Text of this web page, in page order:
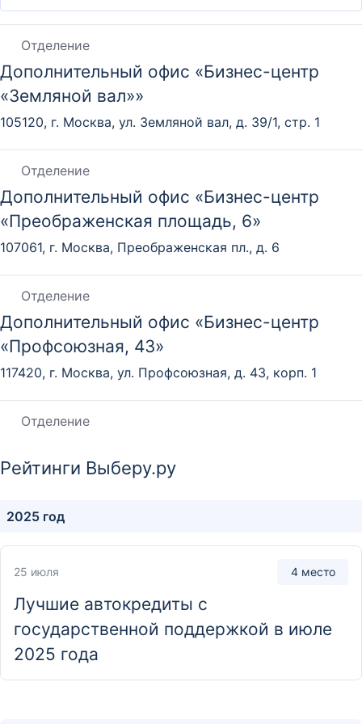
Отделение
Дополнительный офис «Бизнес-центр
«Земляной вал»»
105120, г. Москва, ул. Земляной вал, д. 39/1, стр. 1
Отделение
Дополнительный офис «Бизнес-центр
«Преображенская площадь, 6»
107061, г. Москва, Преображенская пл., д. 6
Отделение
Дополнительный офис «Бизнес-центр
«Профсоюзная, 43»
117420, г. Москва, ул. Профсоюзная, д. 43, корп. 1
Отделение
«Смоленская, 6»
Отделение
Дополнительный офис «Бизнес-центр в г.
Гуково»
347880, Ростовская обл., г. Гуково, ул. Красная Горка,
д. 3
Рейтинги Выберу.ру
2025 год
25 июля 4 место
Лучшие автокредиты с
государственной поддержкой в июле
2025 года